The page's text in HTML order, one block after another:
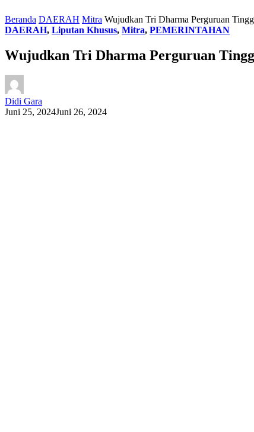
Beranda DAERAH Mitra Wujudkan Tri Dharma Perguruan
DAERAH, Liputan Khusus, Mitra, PEMERINTAHAN
Wujudkan Tri Dharma Perguruan
Didi Gara
Juni 25, 2024Juni 26, 2024